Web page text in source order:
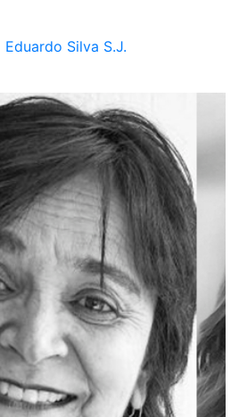
Eduardo Silva S.J.